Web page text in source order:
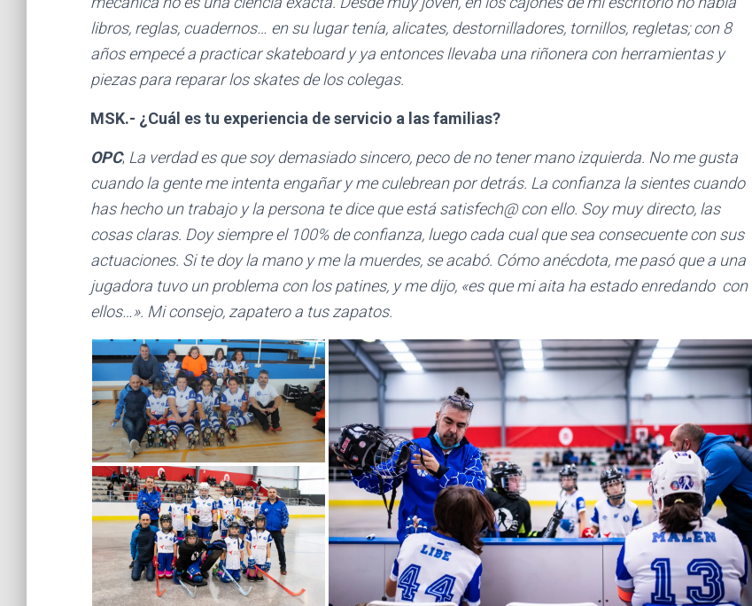
libros, reglas, cuadernos… en su lugar tenía, alicates, destornilladores, tornillos, regletas; con 8
años empecé a practicar skateboard y ya entonces llevaba una riñonera con herramientas y
piezas para reparar los skates de los colegas.
MSK.- ¿Cuál es tu experiencia de servicio a las familias?
OPC; La verdad es que soy demasiado sincero, peco de no tener mano izquierda. No me gusta
cuando la gente me intenta engañar y me culebrean por detrás. La confianza la sientes cuando
has hecho un trabajo y la persona te dice que está satisfech@ con ello. Soy muy directo, las
cosas claras. Doy siempre el 100% de confianza, luego cada cual que sea consecuente con sus
actuaciones. Si te doy la mano y me la muerdes, se acabó. Cómo anécdota, me pasó que a una
jugadora tuvo un problema con los patines, y me dijo, «es que mi aita ha estado enredando con
ellos…». Mi consejo, zapatero a tus zapatos.